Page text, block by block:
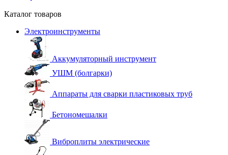
Каталог товаров
Электроинструменты
Аккумуляторный инструмент
УШМ (болгарки)
Аппараты для сварки пластиковых труб
Бетономешалки
Виброплиты электрические